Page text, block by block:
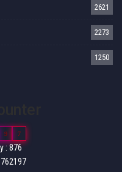
2621
2273
1250
9 7
: 876